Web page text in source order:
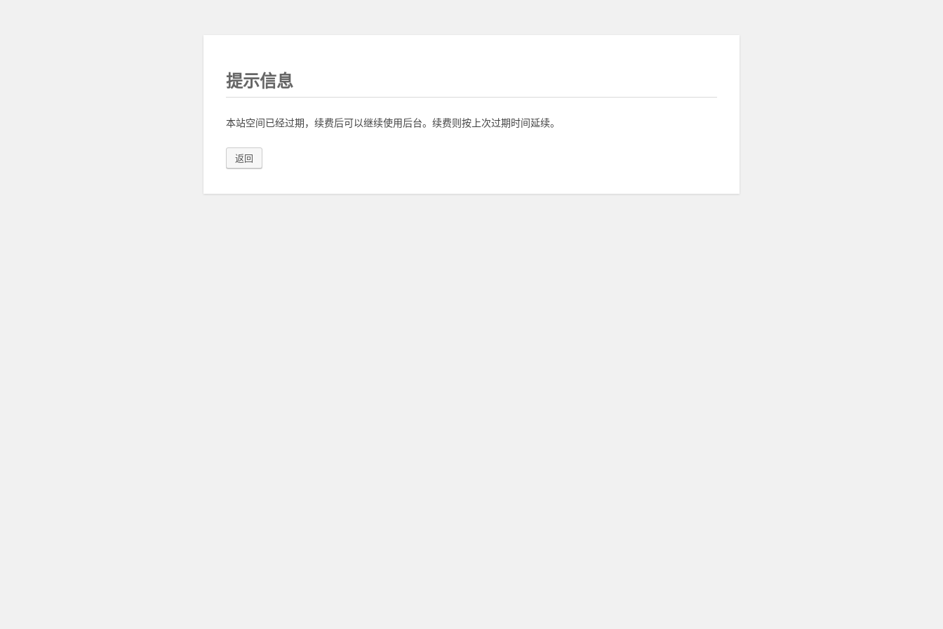
提示信息
本站空间已经过期，续费后可以继续使用后台。续费则按上次过期时间延续。
返回